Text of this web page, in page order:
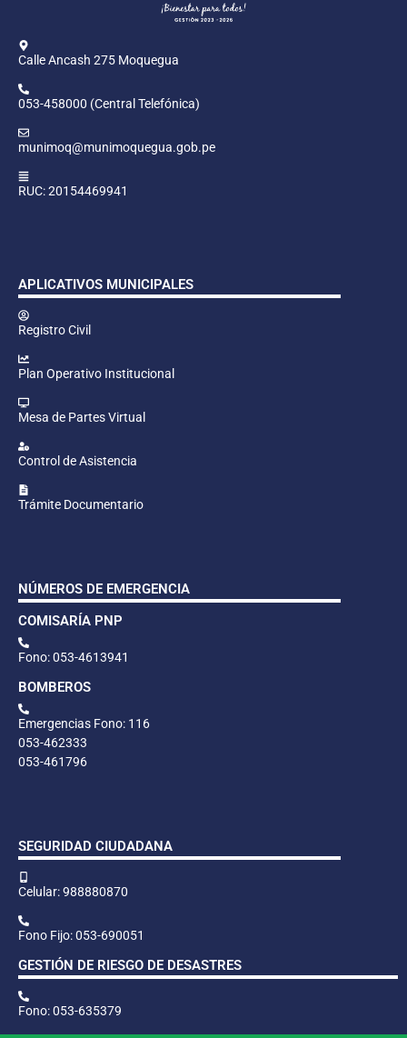
Calle Ancash 275 Moquegua
053-458000 (Central Telefónica)
munimoq@munimoquegua.gob.pe
RUC: 20154469941
APLICATIVOS MUNICIPALES
Registro Civil
Plan Operativo Institucional
Mesa de Partes Virtual
Control de Asistencia
Trámite Documentario
NÚMEROS DE EMERGENCIA
COMISARÍA PNP
Fono: 053-4613941
BOMBEROS
Emergencias Fono: 116
053-462333
053-461796
SEGURIDAD CIUDADANA
Celular: 988880870
Fono Fijo: 053-690051
GESTIÓN DE RIESGO DE DESASTRES
Fono: 053-635379